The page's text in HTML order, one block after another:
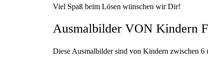
Viel Spaß beim Lösen wünschen wir Dir!
Ausmalbilder VON Kindern
Diese Ausmalbilder sind von Kindern zwischen 6